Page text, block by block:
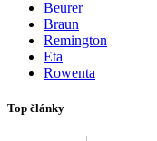
Beurer
Braun
Remington
Eta
Rowenta
Top články